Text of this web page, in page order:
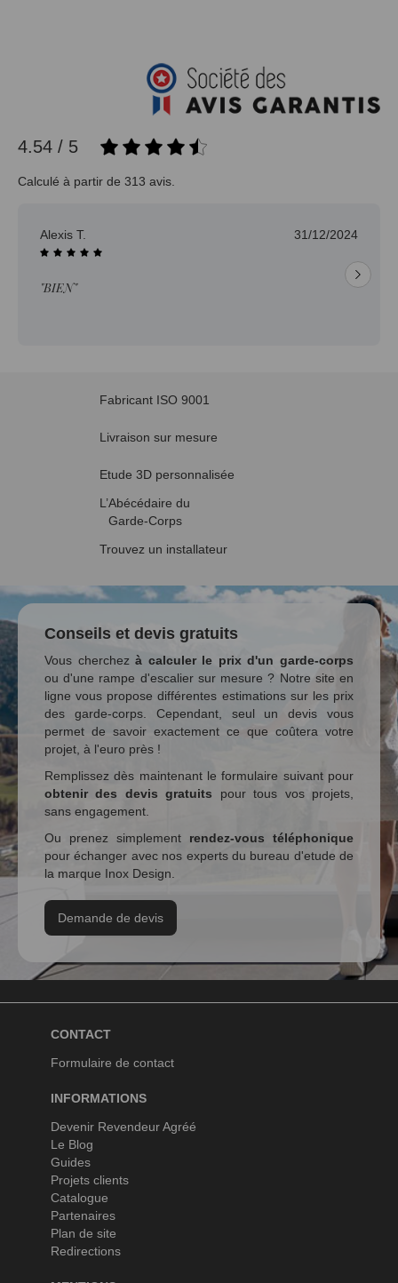
4.54 / 5
Calculé à partir de 313 avis.
Alexis T. 31/12/2024
"BIEN"
Fabricant ISO 9001
Livraison sur mesure
Etude 3D personnalisée
L’Abécédaire du
Garde-Corps
Trouvez un installateur
Conseils et devis gratuits
Vous cherchezà calculer le prix d'un garde-corps
ou d'une rampe d'escalier sur mesure ? Notre site en
ligne vous propose différentes estimations sur les prix
des garde-corps. Cependant, seul un devis vous
permet de savoir exactement ce que coûtera votre
projet, à l'euro près !
Remplissez dès maintenant le formulaire suivant pour
obtenir des devis gratuits pour tous vos projets,
sans engagement.
Ou prenez simplement rendez-vous téléphonique
pour échanger avec nos experts du bureau d'etude de
la marque Inox Design.
Demande de devis
CONTACT
Formulaire de contact
INFORMATIONS
Devenir Revendeur Agréé
Le Blog
Guides
Projets clients
Catalogue
Partenaires
Plan de site
Redirections